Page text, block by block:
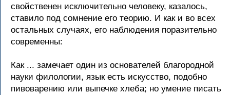
свойственен исключительно человеку, казалось,
ставило под сомнение его теорию. И как и во всех
остальных случаях, его наблюдения поразительно
современны:
Как ... замечает один из основателей благородной
науки филологии, язык есть искусство, подобно
пивоварению или выпечке хлеба; но умение писать